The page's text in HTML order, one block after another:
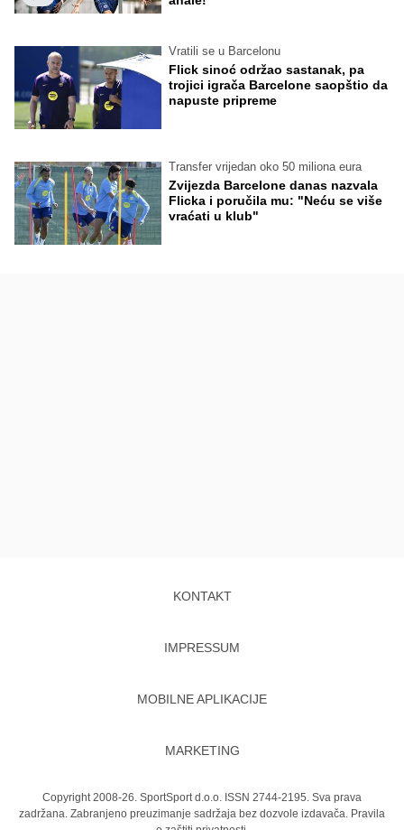
Vratili se u Barcelonu
Flick sinoć održao sastanak, pa
trojici igrača Barcelone saopštio da
napuste pripreme
Transfer vrijedan oko 50 miliona eura
Zvijezda Barcelone danas nazvala
Flicka i poručila mu: "Neću se više
vraćati u klub"
KONTAKT
IMPRESSUM
MOBILNE APLIKACIJE
MARKETING
Copyright 2008-26. SportSport d.o.o. ISSN 2744-2195. Sva prava
zadržana. Zabranjeno preuzimanje sadržaja bez dozvole izdavača. Pravila